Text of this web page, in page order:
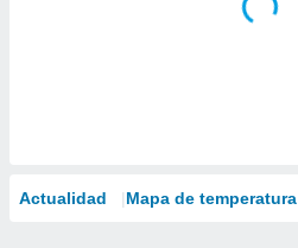
Actualidad Mapa de temperatura